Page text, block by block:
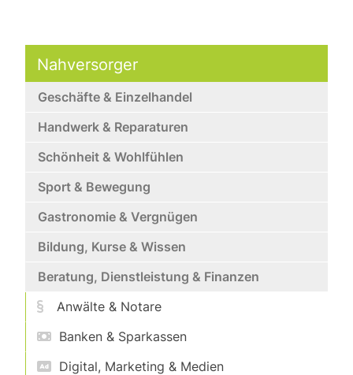
Nahversorger
Geschäfte & Einzelhandel
Handwerk & Reparaturen
Schönheit & Wohlfühlen
Sport & Bewegung
Gastronomie & Vergnügen
Bildung, Kurse & Wissen
Beratung, Dienstleistung & Finanzen
Anwälte & Notare
Banken & Sparkassen
Digital, Marketing & Medien